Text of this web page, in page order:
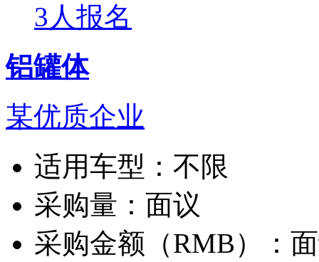
3人报名
铝罐体
某优质企业
适用车型： 不限
采购量： 面议
采购金额（RMB）：